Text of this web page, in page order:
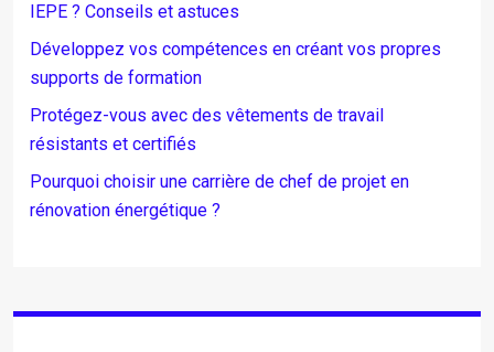
IEPE ? Conseils et astuces
Développez vos compétences en créant vos propres
supports de formation
Protégez-vous avec des vêtements de travail
résistants et certifiés
Pourquoi choisir une carrière de chef de projet en
rénovation énergétique ?